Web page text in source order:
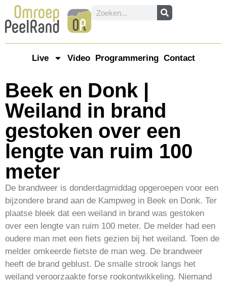
Live Video Programmering Contact
Beek en Donk |
Weiland in brand
gestoken over een
lengte van ruim 100
meter
De brandweer is donderdagmiddag opgeroepen voor een
bijzondere brand aan de Kampweg in Beek en Donk. Ter
plaatse bleek dat een weiland in brand was gestoken
over een lengte van ruim 100 meter. De melder had een
oudere man met een fiets gezien bij het weiland. Toen de
melder omkeerde fietste de man weg. De brandweer
heeft de brand geblust. De smalle strook langs het
weiland veroorzaakte forse rookontwikkeling. Niemand